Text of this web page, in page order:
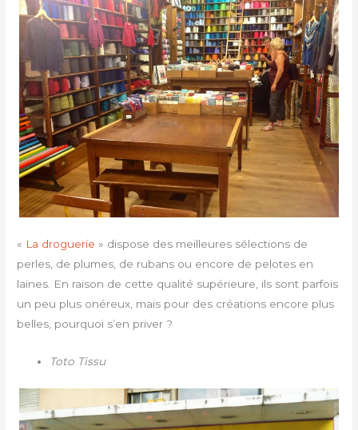
« La droguerie » dispose des meilleures sélections de
perles, de plumes, de rubans ou encore de pelotes en
laines. En raison de cette qualité supérieure, ils sont parfois
un peu plus onéreux, mais pour des créations encore plus
belles, pourquoi s’en priver ?
Toto Tissu